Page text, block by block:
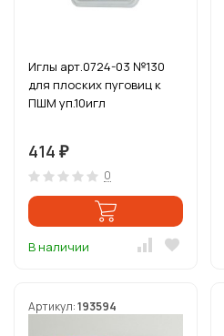
Иглы арт.0724-03 №130
для плоских пуговиц к
ПШМ уп.10игл
414 ₽
0
В наличии
Артикул:193594